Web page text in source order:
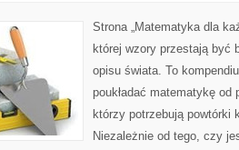
Strona „Matematyka dla
której wzory przestają być
opisu świata. To
poukładać matematykę od
którzy potrzebują powtórki
Niezależnie od tego, czy